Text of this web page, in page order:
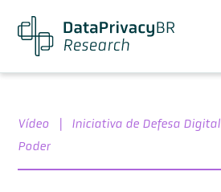
Vídeo | Iniciativa de Defesa Digital
Poder